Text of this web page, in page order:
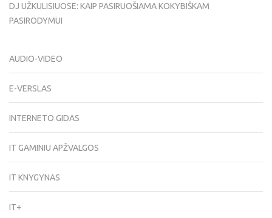
DJ UŽKULISIUOSE: KAIP PASIRUOŠIAMA KOKYBIŠKAM
PASIRODYMUI
AUDIO-VIDEO
E-VERSLAS
INTERNETO GIDAS
IT GAMINIU APŽVALGOS
IT KNYGYNAS
IT+